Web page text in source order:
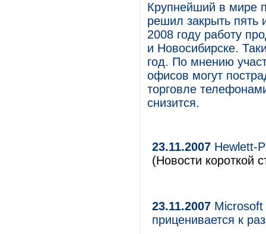
Крупнейший в мире
решил закрыть пять
2008 году работу
и Новосибирске.
год. По мнению
офисов могут
торговле
снизится.
23.11.2007 Hewlett-
(Новости короткой
23.11.2007
приценивается к